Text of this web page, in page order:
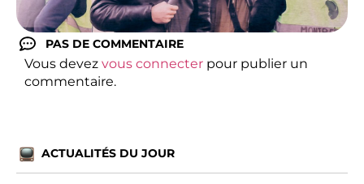
PAS DE COMMENTAIRE
Vous devez vous connecter pour publier un
commentaire.
ACTUALITÉS DU JOUR